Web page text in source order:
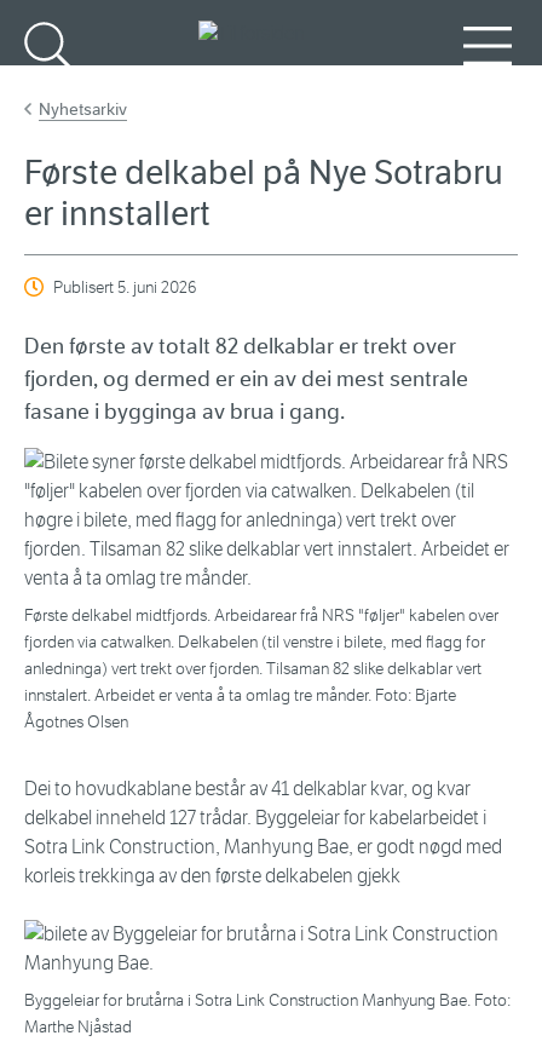
Nyhetsarkiv
Første delkabel på Nye Sotrabru
er innstallert
Publisert5. juni 2026
Den første av totalt 82 delkablar er trekt over
fjorden, og dermed er ein av dei mest sentrale
fasane i bygginga av brua i gang.
Første delkabel midtfjords. Arbeidarear frå NRS "føljer" kabelen over
fjorden via catwalken. Delkabelen (til venstre i bilete, med flagg for
anledninga) vert trekt over fjorden. Tilsaman 82 slike delkablar vert
innstalert. Arbeidet er venta å ta omlag tre månder. Foto: Bjarte
Ågotnes Olsen
Dei to hovudkablane består av 41 delkablar kvar, og kvar
delkabel inneheld 127 trådar. Byggeleiar for kabelarbeidet i
Sotra Link Construction, Manhyung Bae, er godt nøgd med
korleis trekkinga av den første delkabelen gjekk
Byggeleiar for brutårna i Sotra Link Construction Manhyung Bae. Foto:
Marthe Njåstad